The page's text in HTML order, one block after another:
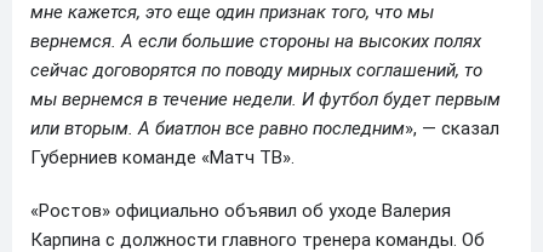
мне кажется, это еще один признак того, что мы
вернемся. А если большие стороны на высоких полях
сейчас договорятся по поводу мирных соглашений, то
мы вернемся в течение недели. И футбол будет первым
или вторым. А биатлон все равно последним», — сказал
Губерниев команде «Матч ТВ».
«Ростов» официально объявил об уходе Валерия
Карпина с должности главного тренера команды. Об